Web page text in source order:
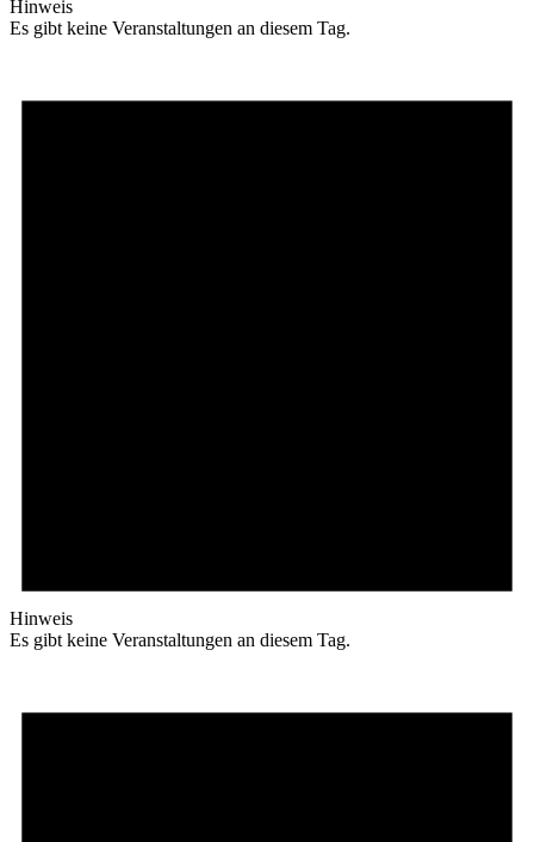
Hinweis
Es gibt keine Veranstaltungen an diesem Tag.
Hinweis
Es gibt keine Veranstaltungen an diesem Tag.